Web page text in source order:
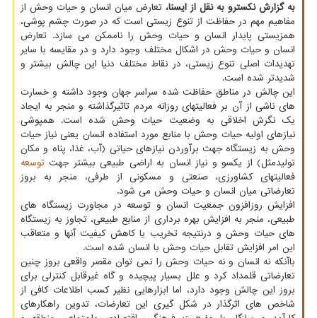
به گزارش نکسترو به نقل از ایسنا، تعارض میان انسان و حیات وحش از
مفاهیم مهم در حفاظت از تنوع زیستی است که در صورت چشم پوشی،
همزیستی پایدار انسان و حیات وحش را ناممکن می سازد. تعارض
انسان و حیات وحش در اشکال مختلف وجود دارد و در مقایسه با سایر
تهدیدات اصلی تنوع زیستی، در نقاط مختلف دنیا این چالش بیشتر و
شدیدتر شده است.
این چالش در مناطق حفاظت شده سراسر جهان وجود داشته و خسارت
های ناشی از آن بر فعالیتهای روزانه مردم تاثیرگذاشته و منجر به ایجاد
یک نگرش اخلاقی به وضعیت حیات وحش شده است. همپوشی
نیازهای اولیه حیات وحش با منابع مورد استفاده انسان یعنی نیاز حیات
وحش به زیستگاه جهت برآوردن نیازهای حیاتی (آب، غذا، پناه و مکان
تولیدمثل) از یکسو و نیاز انسان به اراضی طبیعی بیشتر جهت توسعه
فعالیتهای کشاورزی، صنعتی و مسکونی از طرفی، منجر به بروز
تعارضاتی میان انسان و حیات وحش می شود.
افزایش روزافزون جمعیت انسان و توسعه در مجاورت زیستگاه های
طبیعی، منجر به افزایش بهره برداری از منابع طبیعی، تجاوز به زیستگاه
های حیات وحش و درنتیجه تخریب یا کاهش کیفیت آنها و متعاقب
این امر افزایش تقابل حیات وحش با انسان شده است.
باآنکه نه انسان و نه حیات وحش را نمی توان مقصر واقعی بروز چنین
تعارضاتی قلمداد کرد و علل بسیار پیچیده و گاه غیرقابل کنترلی برای
بروز این چالش وجود دارد، اما ابزارهایی نظیر کسب اطلاعات کافی از
شاخص های اثرگذار در شکل گیری این تعارضات، تدوین راهکارهای